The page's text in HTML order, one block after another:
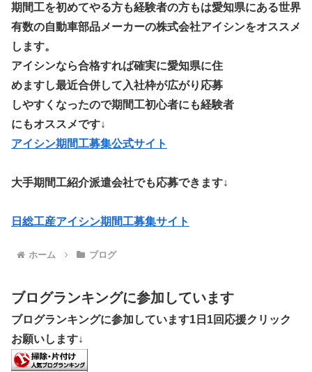
期間工を初めてやる方も経験者の方もは愛知県にある世界
有数の自動車部品メーカーの株式会社アイシンをオススメ
します。
アイシンなら合格すれば確実に愛知県に住
めますし最近合併して入社枠が広がり応募
しやすくなったので期間工初心者にも経験者
にもオススメです↓
アイシン期間工募集公式サイト
大手期間工紹介派遣会社でも応募できます↓
日総工産アイシン期間工募集サイト
ホーム ブログ
ブログランキングに参加しています
ブログランキングに参加しています1日1回応援クリック
お願いします↓